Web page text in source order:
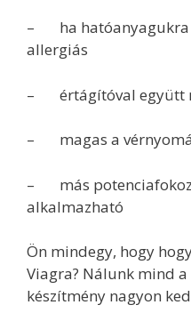
– ha hatóanyagukra
allergiás
– értágítóval együtt
– magas a
– más
alkalmazható
Ön mindegy, hogy
Viagra? Nálunk mind
készítmény nagyon